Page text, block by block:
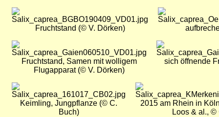
Bild
Fruchtstand (© V. Dörken)
Bild
Bild
Fruchtstand, Samen mit wolligem
Flugapparat (© V. Dörken)
Bild
sich öffnende
Bild
Keimling, Jungpflanze (© C.
Buch)
Bild
2015 am Rhein in
Loos & al., ©